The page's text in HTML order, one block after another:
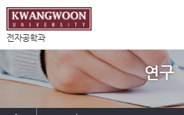
전자공학과
연구